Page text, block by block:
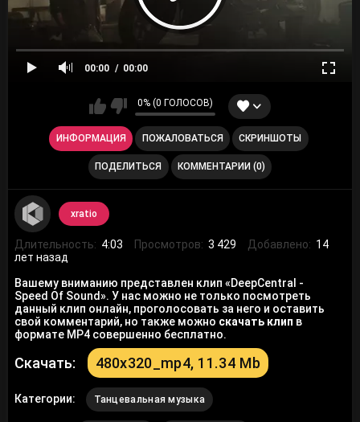
00:00 00:00
0% (0 ГОЛОСОВ)
ИНФОРМАЦИЯ ПОЖАЛОВАТЬСЯ СКРИНШОТЫ
ПОДЕЛИТЬСЯ КОММЕНТАРИИ (0)
xratio
Длительность: 4:03 Просмотров: 3 429 Добавлено: 14
лет назад
Вашему вниманию представлен клип «DeepCentral -
Speed Of Sound». У нас можно не только посмотреть
данный клип онлайн, проголосовать за него и оставить
свой комментарий, но также можно скачать клип в
формате MP4 совершенно бесплатно.
Скачать: 480x320_mp4, 11.34 Mb
Категории: Танцевальная музыка